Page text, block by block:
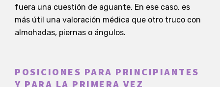
fuera una cuestión de aguante. En ese caso, es
más útil una valoración médica que otro truco con
almohadas, piernas o ángulos.
POSICIONES PARA PRINCIPIANTES